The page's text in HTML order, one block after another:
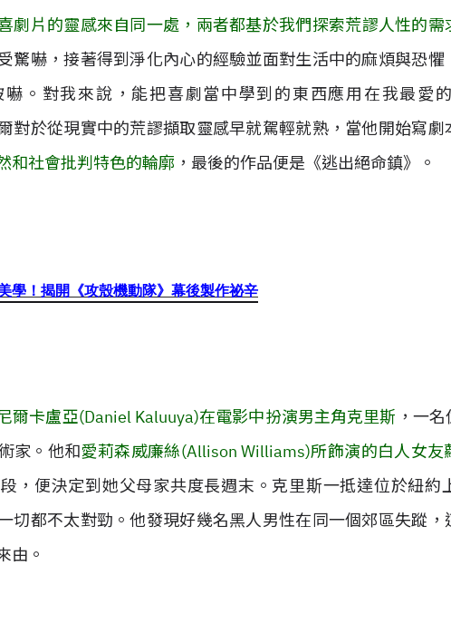
劇片的靈感來自同一處，兩者都基於我們探索荒謬人性的需
驚嚇，接著得到淨化內心的經驗並面對生活中的麻煩與恐懼
嚇。對我來說，能把喜劇當中學到的東西應用在我最愛
對於從現實中的荒謬擷取靈感早就駕輕就熟，當他開始寫劇
和社會批判特色的輪廓 ，最後的作品便是《逃出絕命鎮》。
學！揭開《攻殼機動隊》幕後製作祕辛
爾卡盧亞(Daniel Kaluuya)在電影中扮演男主角克里斯 ，一
家。他和愛莉森威廉絲(Allison Williams)所飾演的白人女友
，便決定到她父母家共度長週末。克里斯一抵達位於紐約
切都不太對勁。他發現好幾名黑人男性在同一個郊區失蹤，
由。